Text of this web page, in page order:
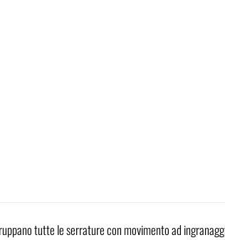
tutte le serrature con movimento ad